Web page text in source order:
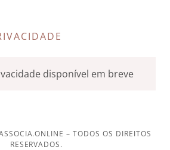
disponível em breve
– TODOS OS DIREITOS
RESERVADOS.